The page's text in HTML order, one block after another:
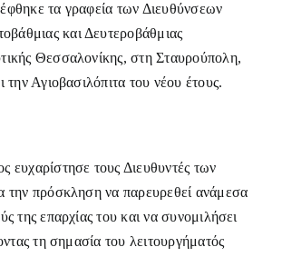
τα γραφεία των Διευθύνσεων
και Δευτεροβάθμιας
Θεσσαλονίκης, στη Σταυρούπολη,
την Αγιοβασιλόπιτα του νέου έτους.
ευχαρίστησε τους Διευθυντές των
την πρόσκληση να παρευρεθεί ανάμεσα
της επαρχίας του και να συνομιλήσει
τη σημασία του λειτουργήματός